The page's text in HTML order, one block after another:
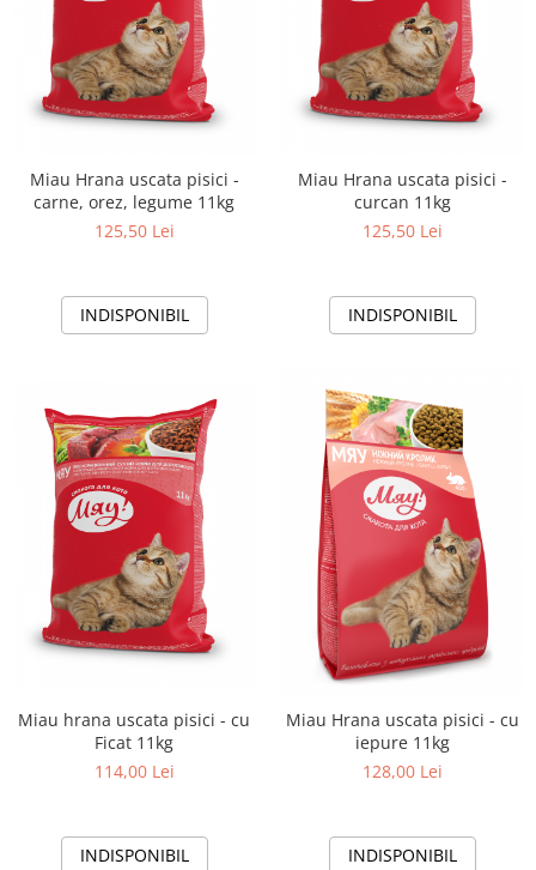
Miau Hrana uscata pisici -
carne, orez, legume 11kg
125,50 Lei
INDISPONIBIL
Miau Hrana uscata pisici -
curcan 11kg
125,50 Lei
INDISPONIBIL
Miau hrana uscata pisici - cu
Ficat 11kg
114,00 Lei
INDISPONIBIL
Miau Hrana uscata pisici - cu
iepure 11kg
128,00 Lei
INDISPONIBIL